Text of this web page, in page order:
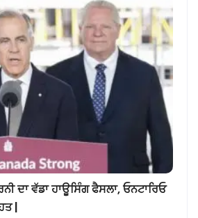
ਦਾ ਵੱਡਾ ਹਾਊਸਿੰਗ ਫੈਸਲਾ, ਓਨਟਾਰਿਓ
|